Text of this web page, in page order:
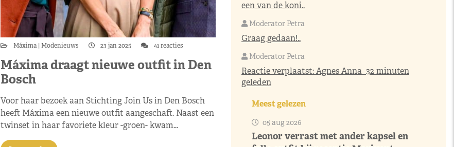
Máxima Modenieuws 23 jan 2025 41 reacties
Máxima draagt nieuwe outfit in Den
Bosch
Voor haar bezoek aan Stichting Join Us in Den Bosch
heeft Máxima een nieuwe outfit aangeschaft. Naast een
twinset in haar favoriete kleur -groen- kwam…
een van de koni..
Moderator Petra
Graag gedaan!..
Moderator Petra
Reactie verplaatst:Agnes Anna 32 minuten
geleden
Meest gelezen
05 aug 2026
Leonor verrast met ander kapsel en